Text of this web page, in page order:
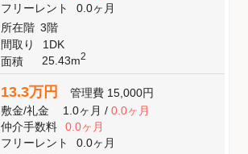
フリーレント
0.0ヶ月
所在階 3階
間取り
1DK
面積
25.43m2
13.3万円 管理費 15,000円
敷金/礼金 1.0ヶ月/ 0.0ヶ月
仲介手数料
0.0ヶ月
フリーレント
0.0ヶ月